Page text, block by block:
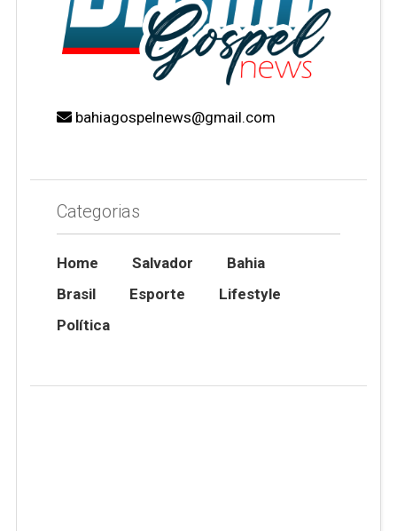
bahiagospelnews@gmail.com
Categorias
Home Salvador
Bahia
Brasil
Esporte
Lifestyle
Política